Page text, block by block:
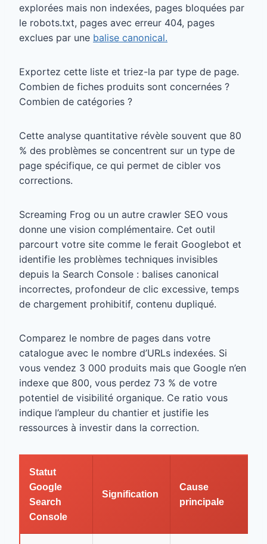
explorées mais non indexées, pages bloquées par
le robots.txt, pages avec erreur 404, pages
exclues par une balise canonical.
Exportez cette liste et triez-la par type de page.
Combien de fiches produits sont concernées ?
Combien de catégories ?
Cette analyse quantitative révèle souvent que 80
% des problèmes se concentrent sur un type de
page spécifique, ce qui permet de cibler vos
corrections.
Screaming Frog ou un autre crawler SEO vous
donne une vision complémentaire. Cet outil
parcourt votre site comme le ferait Googlebot et
identifie les problèmes techniques invisibles
depuis la Search Console : balises canonical
incorrectes, profondeur de clic excessive, temps
de chargement prohibitif, contenu dupliqué.
Comparez le nombre de pages dans votre
catalogue avec le nombre d’URLs indexées. Si
vous vendez 3 000 produits mais que Google n’en
indexe que 800, vous perdez 73 % de votre
potentiel de visibilité organique. Ce ratio vous
indique l’ampleur du chantier et justifie les
ressources à investir dans la correction.
Statut
Google
Search
Console
Signification
Cause
principale